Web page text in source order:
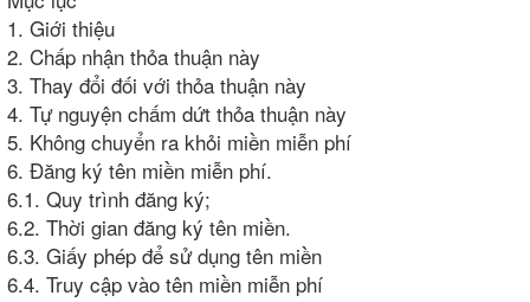
1. Giới thiệu
2. Chấp nhận thỏa thuận này
3. Thay đổi đối với thỏa thuận này
4. Tự nguyện chấm dứt thỏa thuận này
5. Không chuyển ra khỏi miền miễn phí
6. Đăng ký tên miền miễn phí.
6.1. Quy trình đăng ký;
6.2. Thời gian đăng ký tên miền.
6.3. Giấy phép để sử dụng tên miền
6.4. Truy cập vào tên miền miễn phí